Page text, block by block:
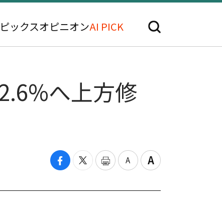
ックスオピニオンAI PICK
へ上方修